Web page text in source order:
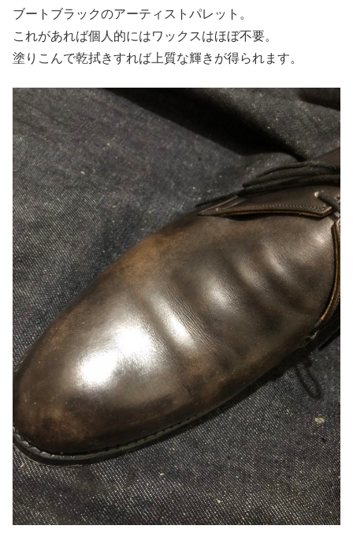
ブートブラックのアーティストパレット。
これがあれば個人的にはワックスはほぼ不要。
塗りこんで乾拭きすれば上質な輝きが得られます。